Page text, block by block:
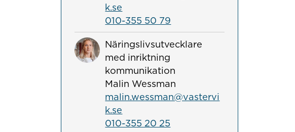
k.se
010-355 50 79
Näringslivsutvecklare
med inriktning
kommunikation
Malin Wessman
malin.wessman@vastervi
k.se
010-355 20 25